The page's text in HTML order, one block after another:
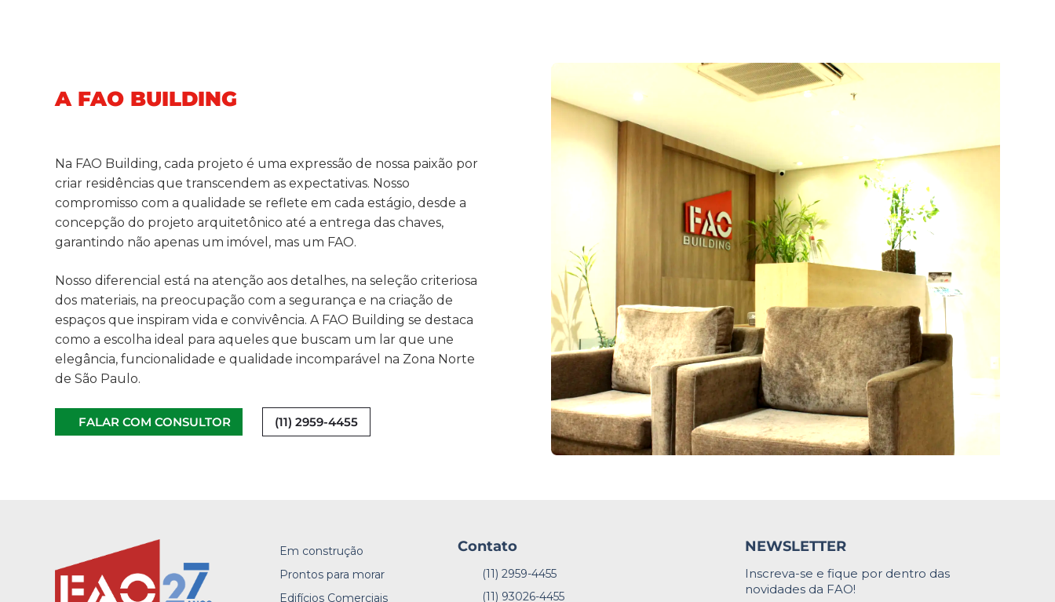
A FAO BUILDING
Na FAO Building, cada projeto é uma expressão de nossa paixão por
criar residências que transcendem as expectativas. Nosso
compromisso com a qualidade se reflete em cada estágio, desde a
concepção do projeto arquitetônico até a entrega das chaves,
garantindo não apenas um imóvel, mas um FAO.
Nosso diferencial está na atenção aos detalhes, na seleção criteriosa
dos materiais, na preocupação com a segurança e na criação de
espaços que inspiram vida e convivência. A FAO Building se destaca
como a escolha ideal para aqueles que buscam um lar que une
elegância, funcionalidade e qualidade incomparável na Zona Norte
de São Paulo.
FALAR COM CONSULTOR (11) 2959-4455
Em construção
Prontos para morar
Edifícios Comerciais
Contato
(11) 2959-4455
(11) 93026-4455
NEWSLETTER
Inscreva-se e fique por dentro das
novidades da FAO!